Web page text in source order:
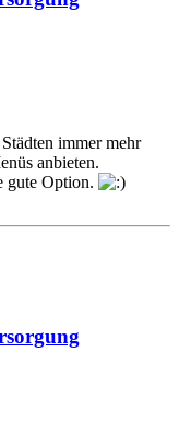
immer mehr
anbieten.
gute Option.